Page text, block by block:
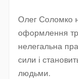
Олег Соломко
оформлення
нелегальна
сили і
людьми.